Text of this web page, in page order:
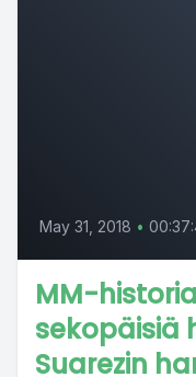
May 31, 2018 •
MM-
sekopäisiä
Suarezin